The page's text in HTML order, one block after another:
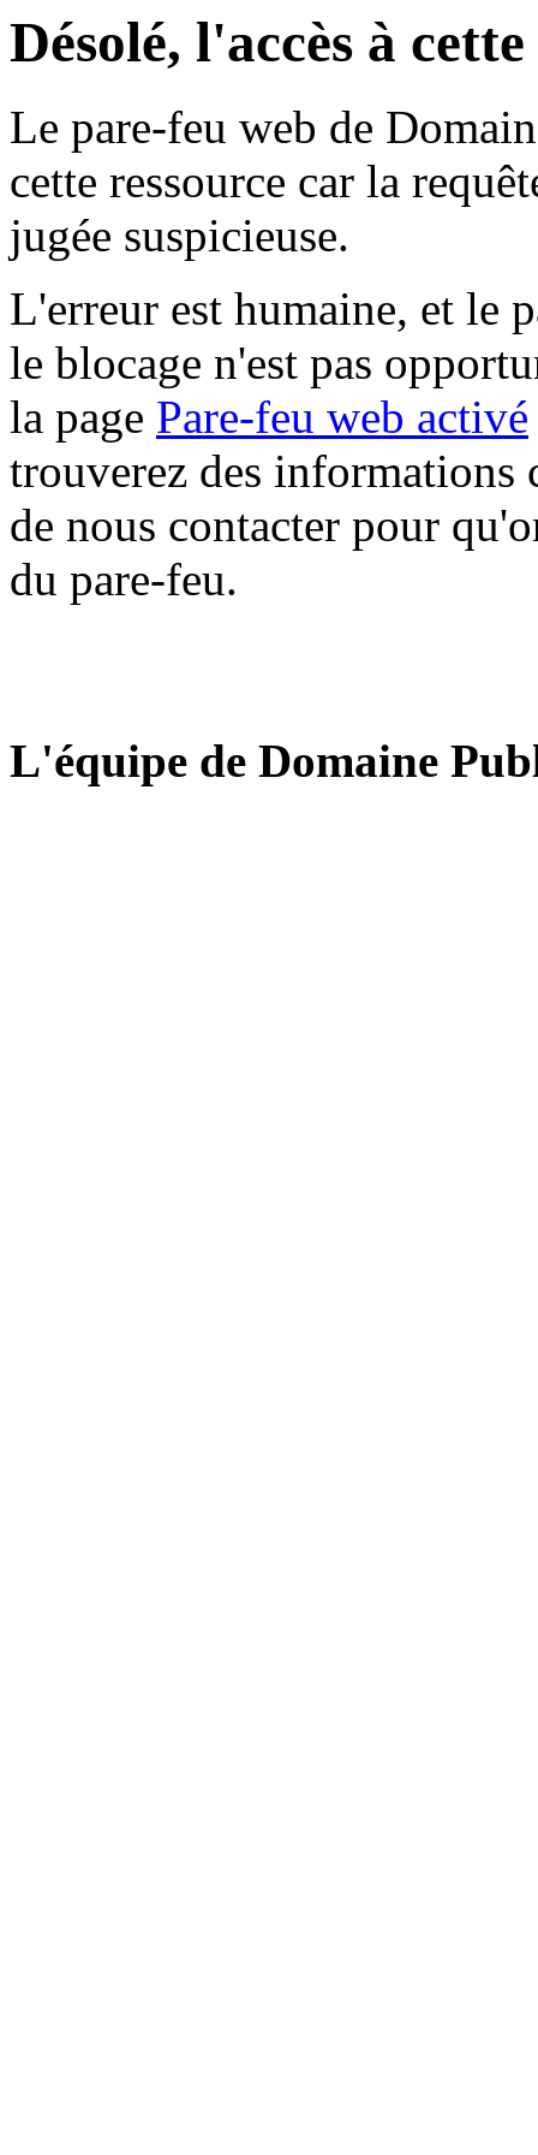
Désolé, l'accès à
Le pare-feu web de
cette ressource car la
jugée suspicieuse.
L'erreur est humaine, et le
le blocage n'est pas
la page Pare-feu web activé
trouverez des informations
de nous contacter pour
du pare-feu.
L'équipe de Domaine